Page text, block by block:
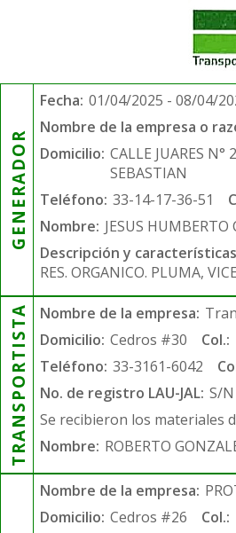
GENERADOR
Fecha: 01/04/2025 - 08/04/
Nombre de la empresa o
Domicilio: CALLE JUARES N°
SEBASTIAN
Teléfono: 33-14-17-36-51
Nombre: JESUS HUMBERTO
Descripción y características
RES. ORGANICO. PLUMA,
TRANSPORTISTA Nombre de la empresa:
Domicilio: Cedros #30 Col.:
Teléfono: 33-3161-6042
No. de registro LAU-JAL: S/N
Se recibieron los materiales
Nombre: ROBERTO
Nombre de la empresa:
Domicilio: Cedros #26 Col.: